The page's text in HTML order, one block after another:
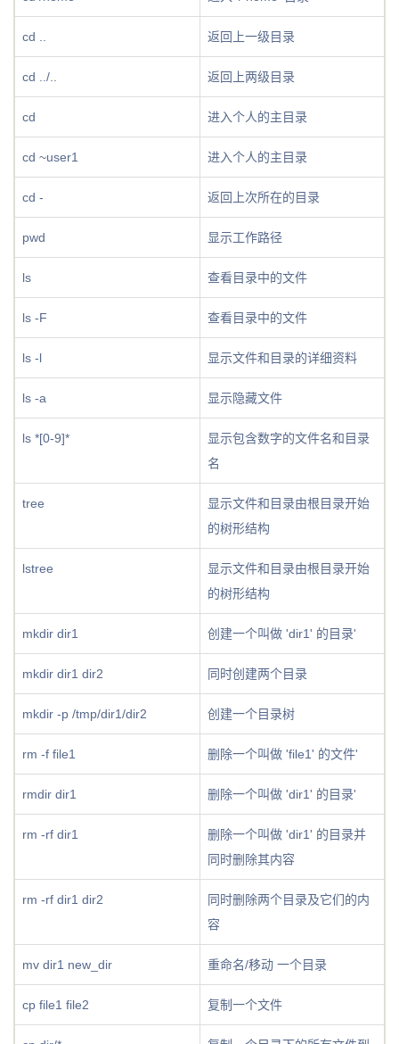
cd .. 返回上一级目录
cd ../.. 返回上两级目录
cd 进入个人的主目录
cd ~user1 进入个人的主目录
cd - 返回上次所在的目录
pwd 显示工作路径
ls 查看目录中的文件
ls -F 查看目录中的文件
ls -l 显示文件和目录的详细资料
ls -a 显示隐藏文件
ls *[0-9]*
显示包含数字的文件名和目录
名
tree
显示文件和目录由根目录开始
的树形结构
lstree
显示文件和目录由根目录开始
的树形结构
mkdir dir1 创建一个叫做 'dir1' 的目录'
mkdir dir1 dir2 同时创建两个目录
mkdir -p /tmp/dir1/dir2 创建一个目录树
rm -f file1 删除一个叫做 'file1' 的文件'
rmdir dir1 删除一个叫做 'dir1' 的目录'
rm -rf dir1
删除一个叫做 'dir1' 的目录并
同时删除其内容
rm -rf dir1 dir2
同时删除两个目录及它们的内
容
mv dir1 new_dir 重命名/移动 一个目录
cp file1 file2 复制一个文件